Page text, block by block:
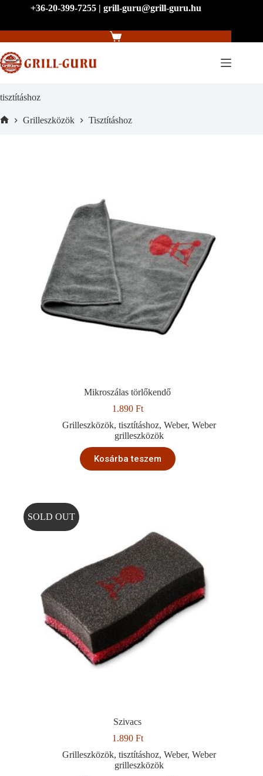
+36-20-399-7255 | grill-guru@grill-guru.hu
Shopping
tisztításhoz
Grilleszközök Tisztításhoz
Mikroszálas törlőkendő
1.890 Ft
Grilleszközök,tisztításhoz,Weber,Weber
grilleszközök
Kosárba teszem
SOLD OUT
Szivacs
1.890 Ft
Grilleszközök,tisztításhoz,Weber,Weber
grilleszközök